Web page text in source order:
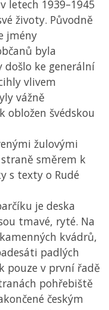
letech 1939–1945
životy. Původně
jmény
byla
došlo ke generální
vlivem
vážně
obložen švédskou
žulovými
směrem k
s texty o Rudé
je deska
tmavé, ryté. Na
kvádrů,
padlých
pouze v první řadě
pohřebiště
českým